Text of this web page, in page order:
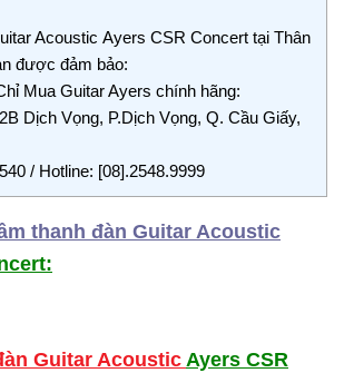
Acoustic Ayers CSR Concert tại Thân
được đảm bảo:
Mua Guitar Ayers chính hãng:
Dịch Vọng, P.Dịch Vọng, Q. Cầu Giấy,
/ Hotline: [08].2548.9999
thanh đàn Guitar Acoustic
Guitar Acoustic Ayers CSR